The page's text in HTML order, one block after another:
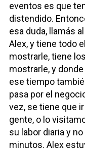
eventos es que
distendido.
esa duda, llamás
Alex, y tiene todo
mostrarle, tiene
mostrarle, y
ese tiempo
pasa por el
vez, se tiene que
gente, o lo
su labor diaria y
minutos. Alex